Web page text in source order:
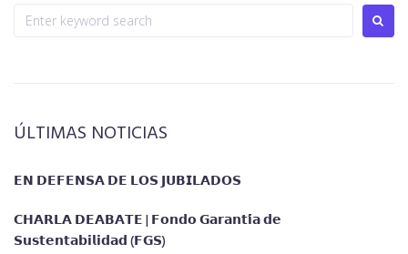
ÚLTIMAS NOTICIAS
𝗘𝗡 𝗗𝗘𝗙𝗘𝗡𝗦𝗔 𝗗𝗘 𝗟𝗢𝗦 𝗝𝗨𝗕𝗜𝗟𝗔𝗗𝗢𝗦
𝗖𝗛𝗔𝗥𝗟𝗔 𝗗𝗘𝗔𝗕𝗔𝗧𝗘 | 𝗙𝗼𝗻𝗱𝗼 𝗚𝗮𝗿𝗮𝗻𝘁𝗶́𝗮 𝗱𝗲
𝗦𝘂𝘀𝘁𝗲𝗻𝘁𝗮𝗯𝗶𝗹𝗶𝗱𝗮𝗱 (𝗙𝗚𝗦)